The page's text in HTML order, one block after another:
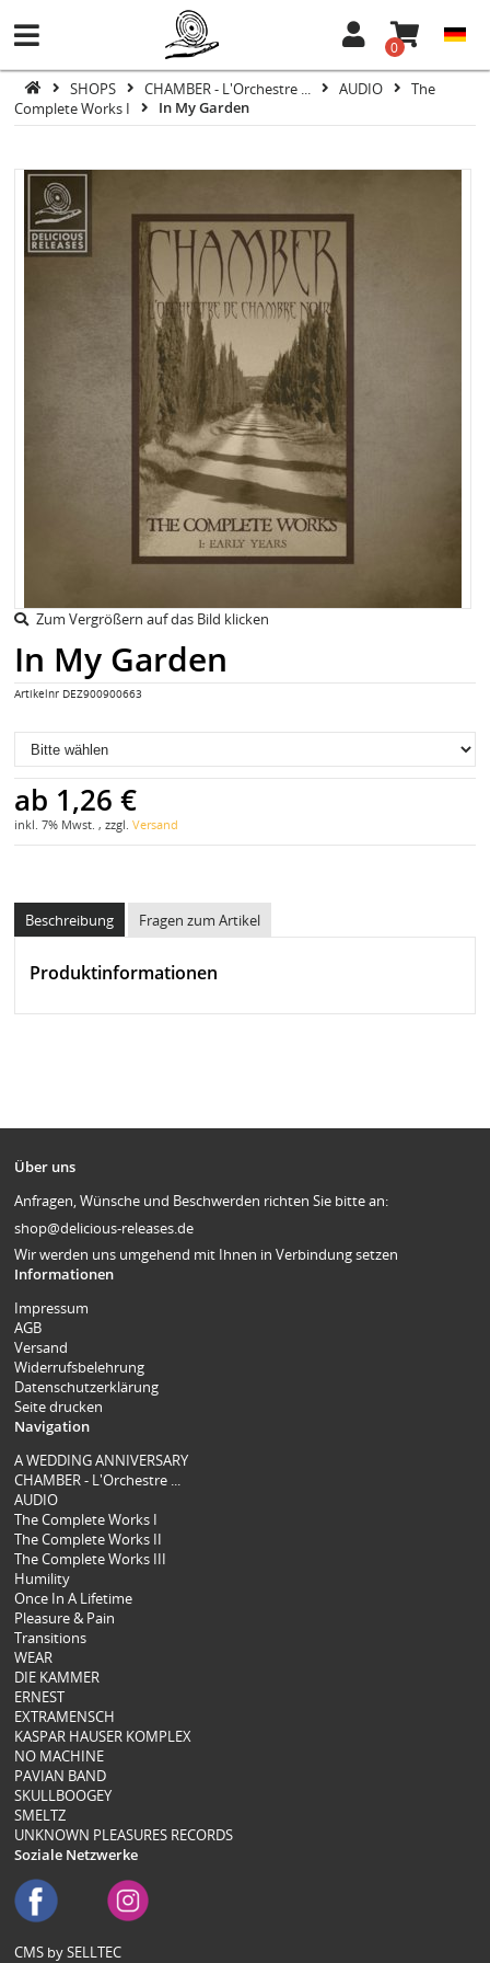
0
SHOPS CHAMBER - L'Orchestre ... AUDIO
The
Complete Works I
In My Garden
Zum Vergrößern auf das Bild klicken
In My Garden
Artikelnr DEZ900900663
ab 1,26 €
inkl. 7% Mwst. , zzgl. Versand
Beschreibung Fragen zum Artikel
Produktinformationen
Über uns
Anfragen, Wünsche und Beschwerden richten Sie bitte an:
shop@delicious-releases.de
Wir werden uns umgehend mit Ihnen in Verbindung setzen
Informationen
Impressum
AGB
Versand
Widerrufsbelehrung
Datenschutzerklärung
Seite drucken
Navigation
A WEDDING ANNIVERSARY
CHAMBER - L'Orchestre ...
AUDIO
The Complete Works I
The Complete Works II
The Complete Works III
Humility
Once In A Lifetime
Pleasure & Pain
Transitions
WEAR
DIE KAMMER
ERNEST
EXTRAMENSCH
KASPAR HAUSER KOMPLEX
NO MACHINE
PAVIAN BAND
SKULLBOOGEY
SMELTZ
UNKNOWN PLEASURES RECORDS
Soziale Netzwerke
CMS by SELLTEC